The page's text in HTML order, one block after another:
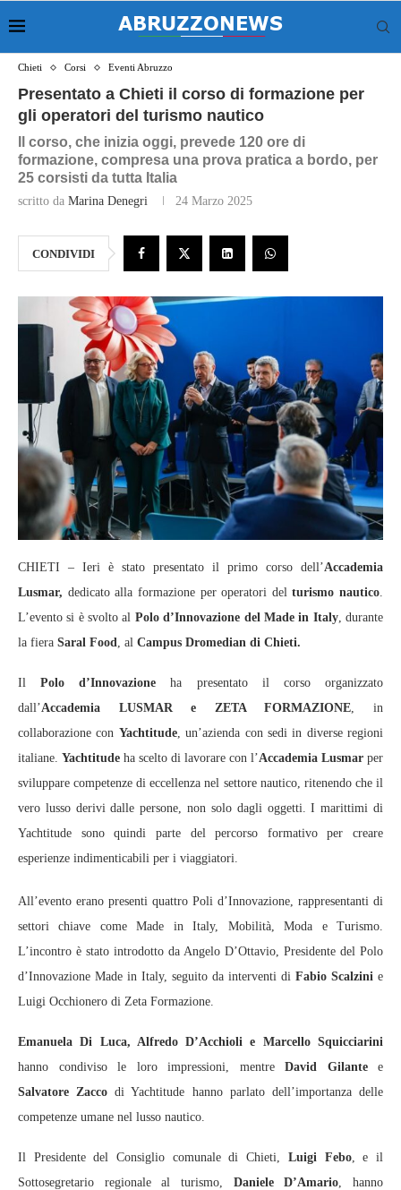
Chieti Corsi Eventi Abruzzo
Presentato a Chieti il corso di formazione per
gli operatori del turismo nautico
Il corso, che inizia oggi, prevede 120 ore di
formazione, compresa una prova pratica a bordo, per
25 corsisti da tutta Italia
scritto da Marina Denegri 24 Marzo 2025
CONDIVIDI
CHIETI – Ieri è stato presentato il primo corso dell’Accademia
Lusmar, dedicato alla formazione per operatori delturismo nautico
L’evento si è svolto al Polo d’Innovazione del Made in Italy, durante
la fiera Saral Food , al Campus Dromedian di Chieti.
IlPolo d’Innovazione ha presentato il corso organizzato
dall’Accademia LUSMAR e ZETA FORMAZIONE , in
collaborazione con Yachtitude, un’azienda con sedi in diverse regioni
italiane. Yachtitude ha scelto di lavorare con l’Accademia Lusmar per
sviluppare competenze di eccellenza nel settore nautico, ritenendo che il
vero lusso derivi dalle persone, non solo dagli oggetti. I marittimi di
Yachtitude sono quindi parte del percorso formativo per creare
esperienze indimenticabili per i viaggiatori.
All’evento erano presenti quattro Poli d’Innovazione, rappresentanti di
settori chiave come Made in Italy, Mobilità, Moda e Turismo.
L’incontro è stato introdotto da Angelo D’Ottavio, Presidente del Polo
d’Innovazione Made in Italy, seguito da interventi di Fabio Scalzini e
Luigi Occhionero di Zeta Formazione.
Emanuela Di Luca, Alfredo D’Acchioli e Marcello Squicciarini
hanno condiviso le loro impressioni, mentre David Gilantee
Salvatore Zacco di Yachtitude hanno parlato dell’importanza delle
competenze umane nel lusso nautico.
Il Presidente del Consiglio comunale di Chieti, Luigi Febo, e il
Sottosegretario regionale al turismo, Daniele D’Amario , hanno